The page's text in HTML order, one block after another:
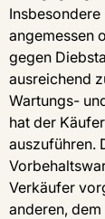
angemessen
gegen
ausreichend
Wartungs-
hat der
auszuführen.
Verkäufer
anderen,